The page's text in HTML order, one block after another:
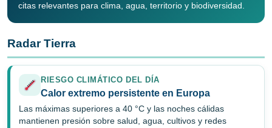
citas relevantes para clima, agua, territorio y biodiversidad.
Radar Tierra
RIESGO CLIMÁTICO DEL DÍA
Calor extremo persistente en Europa
Las máximas superiores a 40 °C y las noches cálidas
mantienen presión sobre salud, agua, cultivos y redes